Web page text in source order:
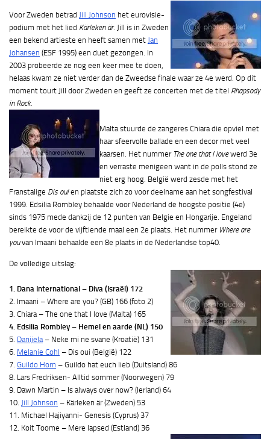
Voor Zweden betrad Jill Johnson het eurovisie-
podium met het lied Kärleken är. Jill is in Zweden
een bekend artieste en heeft samen met Jan
Johansen (ESF 1995) een duet gezongen. In
2003 probeerde ze nog een keer mee te doen,
helaas kwam ze niet verder dan de Zweedse finale waar ze 4e werd. Op dit
moment tourt Jill door Zweden en geeft ze concerten met de titel Rhapsody
in Rock.
Malta stuurde de zangeres Chiara die opviel met
haar sfeervolle ballade en een decor met veel
kaarsen. Het nummer The one that I lovewerd 3e
en verraste menigeen want in de polls stond ze
niet erg hoog. België werd zesde met het
Franstalige Dis ouien plaatste zich zo voor deelname aan het songfestival
1999. Edsilia Rombley behaalde voor Nederland de hoogste positie (4e)
sinds 1975 mede dankzij de 12 punten van Belgie en Hongarije. Engeland
bereikte de voor de vijftiende maal een 2e plaats. Het nummer Where are
youvan Imaani behaalde een 8e plaats in de Nederlandse top40.
De volledige uitslag:
1. Dana International – Diva (Israël) 172
2. Imaani – Where are you? (GB) 166 (foto 2)
3. Chiara – The one that I love (Malta) 165
4. Edsilia Rombley – Hemel en aarde (NL) 150
5. Danijela – Neke mi ne svane (Kroatië) 131
6. Melanie Cohl – Dis oui (België) 122
7. Guildo Horn – Guildo hat euch lieb (Duitsland) 86
8. Lars Fredriksen- Alltid sommer (Noorwegen) 79
9. Dawn Martin – Is always over now? (Ierland) 64
10. Jill Johnson – Kärleken är (Zweden) 53
11. Michael Hajiyanni- Genesis (Cyprus) 37
12. Koit Toome – Mere lapsed (Estland) 36